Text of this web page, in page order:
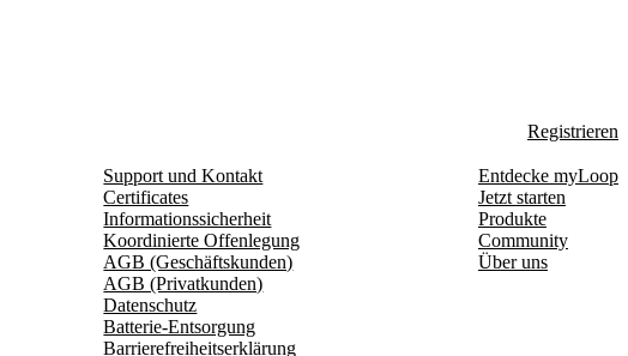
Registrieren
Support und Kontakt
Certificates
Informationssicherheit
Koordinierte Offenlegung
AGB (Geschäftskunden)
AGB (Privatkunden)
Datenschutz
Batterie-Entsorgung
Barrierefreiheitserklärung
Entdecke myLoop
Jetzt starten
Produkte
Community
Über uns